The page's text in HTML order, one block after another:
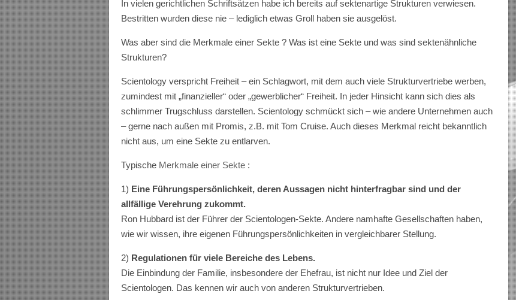
In vielen gerichtlichen Schriftsätzen habe ich bereits auf sektenartige Strukturen verwiesen.
Bestritten wurden diese nie – lediglich etwas Groll haben sie ausgelöst.
Was aber sind die Merkmale einer Sekte ? Was ist eine Sekte und was sind sektenähnliche
Strukturen?
Scientology verspricht Freiheit – ein Schlagwort, mit dem auch viele Strukturvertriebe werben,
zumindest mit „finanzieller“ oder „gewerblicher“ Freiheit. In jeder Hinsicht kann sich dies als
schlimmer Trugschluss darstellen. Scientology schmückt sich – wie andere Unternehmen auch
– gerne nach außen mit Promis, z.B. mit Tom Cruise. Auch dieses Merkmal reicht bekanntlich
nicht aus, um eine Sekte zu entlarven.
Typische Merkmale einer Sekte :
1) Eine Führungspersönlichkeit, deren Aussagen nicht hinterfragbar sind und der
allfällige Verehrung zukommt.
Ron Hubbard ist der Führer der Scientologen-Sekte. Andere namhafte Gesellschaften haben,
wie wir wissen, ihre eigenen Führungspersönlichkeiten in vergleichbarer Stellung.
2) Regulationen für viele Bereiche des Lebens.
Die Einbindung der Familie, insbesondere der Ehefrau, ist nicht nur Idee und Ziel der
Scientologen. Das kennen wir auch von anderen Strukturvertrieben.